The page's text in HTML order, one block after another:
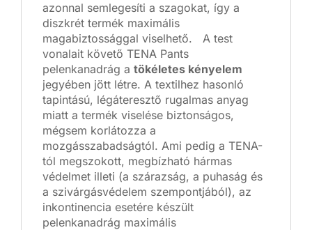
azonnal semlegesíti a szagokat, így a
diszkrét termék maximális
magabiztossággal viselhető. A test
vonalait követő TENA Pants
pelenkanadrág a tökéletes kényelem
jegyében jött létre. A textilhez hasonló
tapintású, légáteresztő rugalmas anyag
miatt a termék viselése biztonságos,
mégsem korlátozza a
mozgásszabadságtól. Ami pedig a TENA-
tól megszokott, megbízható hármas
védelmet illeti (a szárazság, a puhaság és
a szivárgásvédelem szempontjából), az
inkontinencia esetére készült
pelenkanadrág maximális